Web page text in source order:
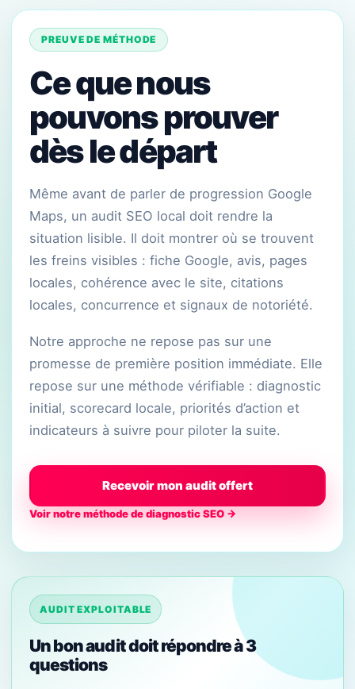
PREUVE DE MÉTHODE
Ce que nous
pouvons prouver
dès le départ
Même avant de parler de progression Google
Maps, un audit SEO local doit rendre la
situation lisible. Il doit montrer où se trouvent
les freins visibles : fiche Google, avis, pages
locales, cohérence avec le site, citations
locales, concurrence et signaux de notoriété.
Notre approche ne repose pas sur une
promesse de première position immédiate. Elle
repose sur une méthode vérifiable : diagnostic
initial, scorecard locale, priorités d’action et
indicateurs à suivre pour piloter la suite.
Recevoir mon audit offert
Voir notre méthode de diagnostic SEO →
AUDIT EXPLOITABLE
Un bon audit doit répondre à 3
questions